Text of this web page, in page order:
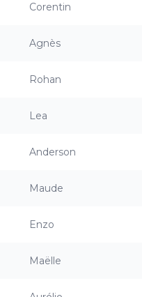
Corentin
Agnès
Rohan
Lea
Anderson
Maude
Enzo
Maëlle